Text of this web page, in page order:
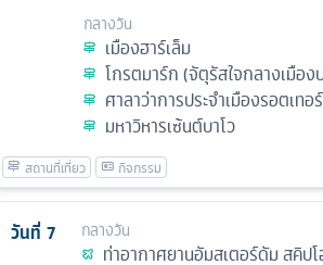
กลางวัน
เมืองฮาร์เล็ม
โกรตมาร์ก (จัตุรัสใจกลางเมือง
ศาลาว่าการประจำเมืองรอตเทอ
มหาวิหารเซ้นต์บาโว
วันที่ 7 กลางวัน
ท่าอากาศยานอัมสเตอร์ดัม สคิป